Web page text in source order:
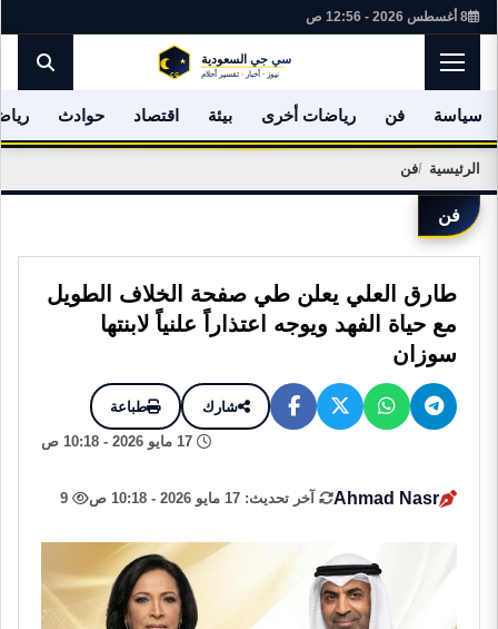
8 أغسطس 2026 - 12:56 ص
سياسة فن رياضات أخرى بيئة اقتصاد حوادث
الرئيسية فن
فن
طارق العلي يعلن طي صفحة الخلاف الطويل
مع حياة الفهد ويوجه اعتذاراً علنياً لابنتها
سوزان
شارك طباعة
Ahmad Nasr آخر تحديث: 17 مايو 2026 - 10:18 ص